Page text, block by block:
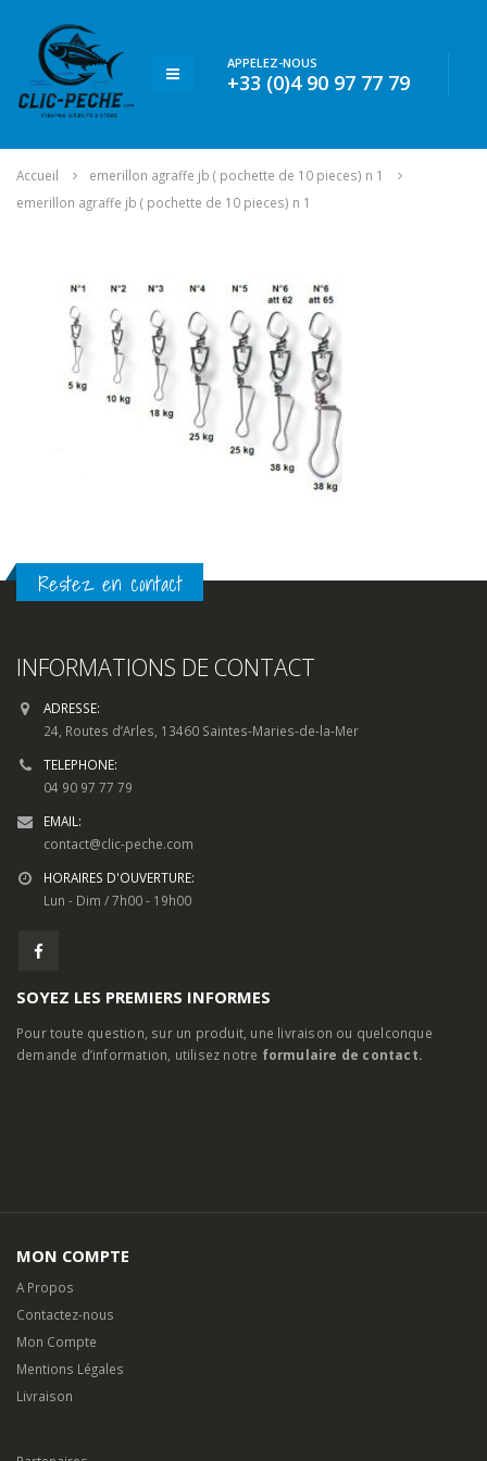
APPELEZ-NOUS
+33 (0)4 90 97 77 79
Accueil
emerillon agraffe jb ( pochette de 10 pieces) n 1
emerillon agraffe jb ( pochette de 10 pieces) n 1
Restez en contact
INFORMATIONS DE CONTACT
ADRESSE:
24, Routes d’Arles, 13460 Saintes-Maries-de-la-Mer
TELEPHONE:
04 90 97 77 79
EMAIL:
contact@clic-peche.com
HORAIRES D'OUVERTURE:
Lun - Dim / 7h00 - 19h00
SOYEZ LES PREMIERS INFORMES
Pour toute question, sur un produit, une livraison ou quelconque
demande d’information, utilisez notre formulaire de contact.
MON COMPTE
A Propos
Contactez-nous
Mon Compte
Mentions Légales
Livraison